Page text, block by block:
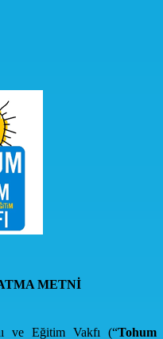
METNİ
ve Eğitim Vakfı (“Tohum